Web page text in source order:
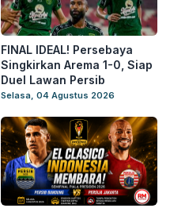
FINAL IDEAL! Persebaya
Singkirkan Arema 1-0, Siap
Duel Lawan Persib
Selasa, 04 Agustus 2026